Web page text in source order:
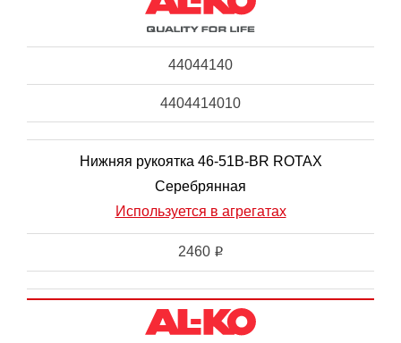
44044140
4404414010
Нижняя рукоятка 46-51B-BR ROTAX
Серебрянная
Используется в агрегатах
2460 i